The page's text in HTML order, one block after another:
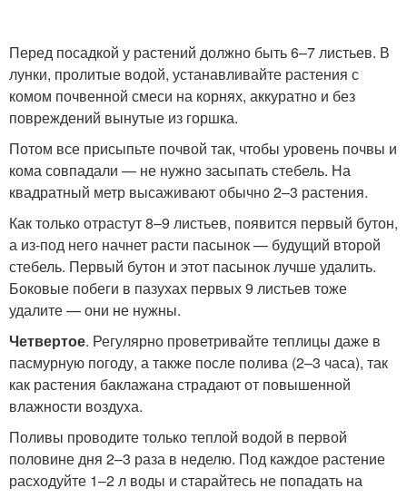
Перед посадкой у растений должно быть 6–7 листьев. В
лунки, пролитые водой, устанавливайте растения с
комом почвенной смеси на корнях, аккуратно и без
повреждений вынутые из горшка.
Потом все присыпьте почвой так, чтобы уровень почвы и
кома совпадали — не нужно засыпать стебель. На
квадратный метр высаживают обычно 2–3 растения.
Как только отрастут 8–9 листьев, появится первый бутон,
а из-под него начнет расти пасынок — будущий второй
стебель. Первый бутон и этот пасынок лучше удалить.
Боковые побеги в пазухах первых 9 листьев тоже
удалите — они не нужны.
Четвертое. Регулярно проветривайте теплицы даже в
пасмурную погоду, а также после полива (2–3 часа), так
как растения баклажана страдают от повышенной
влажности воздуха.
Поливы проводите только теплой водой в первой
половине дня 2–3 раза в неделю. Под каждое растение
расходуйте 1–2 л воды и старайтесь не попадать на